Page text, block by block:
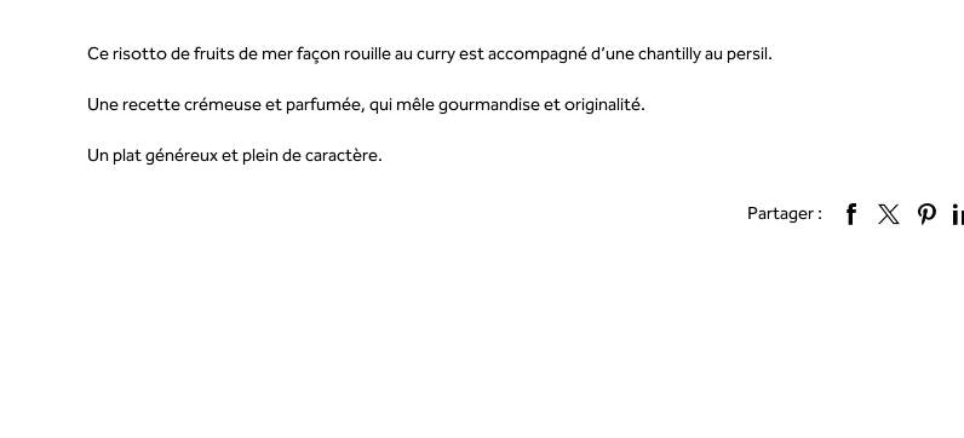
Ce risotto de fruits de mer façon rouille au curry est accompagné d’une chantilly au persil.
Une recette crémeuse et parfumée, qui mêle gourmandise et originalité.
Un plat généreux et plein de caractère.
Partager :